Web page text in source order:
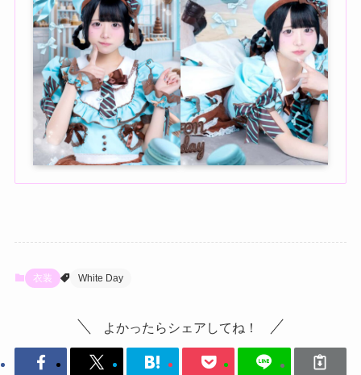
衣装 White Day
よかったらシェアしてね！